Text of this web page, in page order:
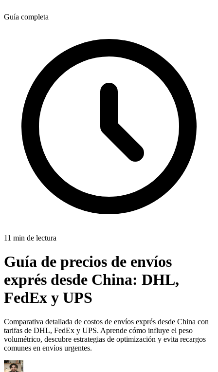
Guía completa
11 min de lectura
Guía de precios de envíos
exprés desde China: DHL,
FedEx y UPS
Comparativa detallada de costos de envíos exprés desde China con
tarifas de DHL, FedEx y UPS. Aprende cómo influye el peso
volumétrico, descubre estrategias de optimización y evita recargos
comunes en envíos urgentes.